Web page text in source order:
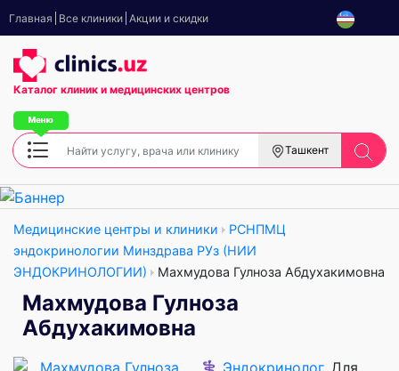
Главная Все клиники Акции и скидки
Каталог клиник и медицинских центров
Ташкент
Медицинские центры и клиники
РСНПМЦ
эндокринологии Минздрава РУз (НИИ
ЭНДОКРИНОЛОГИИ)
Махмудова Гулноза Абдухакимовна
Махмудова Гулноза
Абдухакимовна
⚕️ Эндокринолог, Для